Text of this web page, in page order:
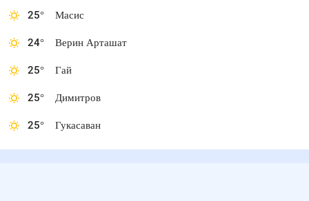
25° Масис
24° Верин Арташат
25° Гай
25° Димитров
25° Гукасаван